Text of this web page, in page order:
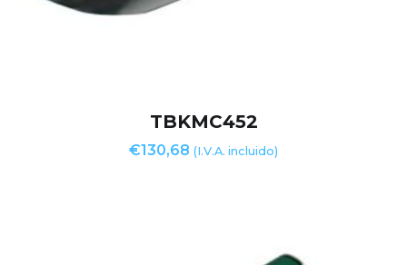
TBKMC452
€130,68 (I.V.A. incluido)